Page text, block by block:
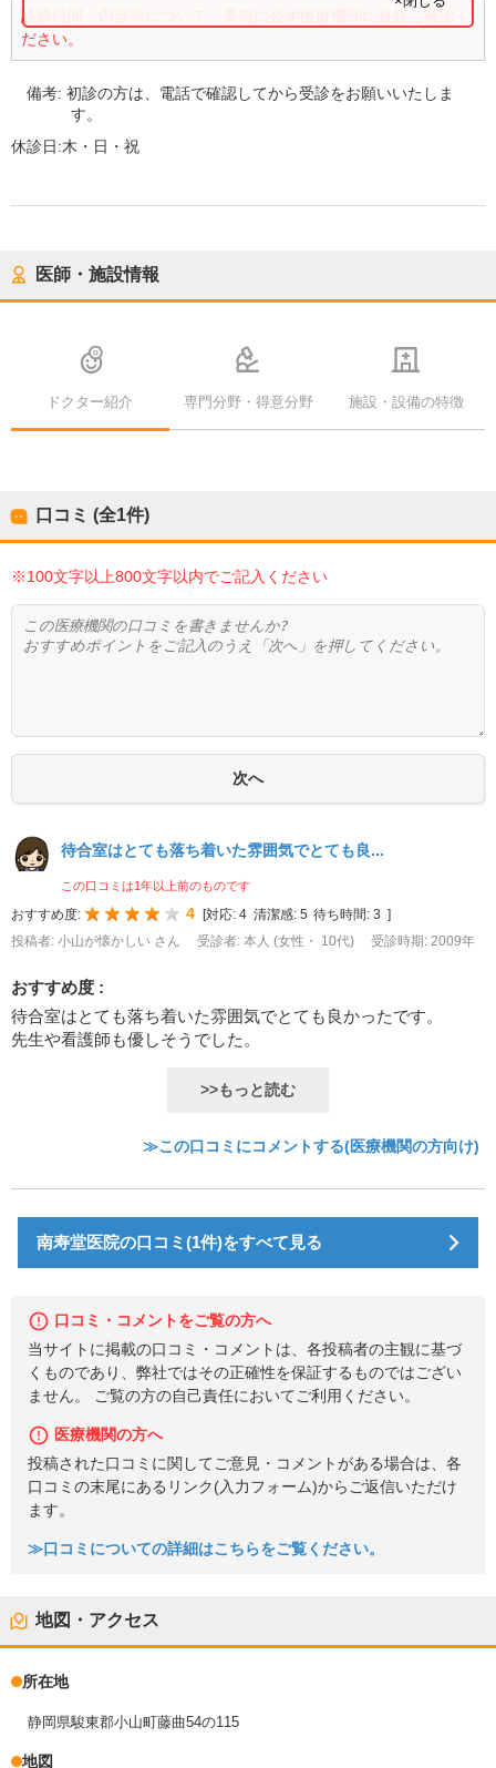
診療時間・内容等について、事前に必ず医療機関に直接ご確認く
ださい。
備考:初診の方は、電話で確認してから受診をお願いいたしま
す。
休診日:木・日・祝
医師・施設情報
ドクター紹介 専門分野・得意分野 施設・設備の特徴
口コミ (全1件)
※100文字以上800文字以内でご記入ください
待合室はとても落ち着いた雰囲気でとても良...
この口コミは1年以上前のものです
おすすめ度: 4 対応: 4 清潔感: 5 待ち時間: 3
投稿者: 小山が懐かしい さん
受診者: 本人 (女性・ 10代) 受診時期: 2009年
おすすめ度 :
待合室はとても落ち着いた雰囲気でとても良かったです。
先生や看護師も優しそうでした。
>>もっと読む
≫この口コミにコメントする(医療機関の方向け)
南寿堂医院の口コミ(1件)をすべて見る
口コミ・コメントをご覧の方へ
当サイトに掲載の口コミ・コメントは、各投稿者の主観に基づ
くものであり、弊社ではその正確性を保証するものではござい
ません。 ご覧の方の自己責任においてご利用ください。
医療機関の方へ
投稿された口コミに関してご意見・コメントがある場合は、各
口コミの末尾にあるリンク(入力フォーム)からご返信いただけ
ます。
≫口コミについての詳細はこちらをご覧ください。
地図・アクセス
所在地
静岡県駿東郡小山町藤曲54の115
地図